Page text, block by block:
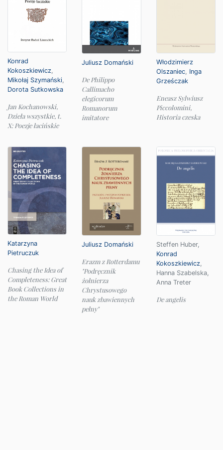
Konrad
Kokoszkiewicz,
Mikołaj Szymański,
Dorota Sutkowska
Jan Kochanowski,
Dzieła wszystkie, t.
X: Poezje łacińskie
Juliusz Domański
De Philippo
Callimacho
elegicorum
Romanorum
imitatore
Włodzimierz
Olszaniec, Inga
Grześczak
Eneasz Sylwiusz
Piccolomini,
Historia czeska
Katarzyna
Pietruczuk
Chasing the Idea of
Completeness: Great
Book Collections in
the Roman World
Juliusz Domański
Erazm z Rotterdamu
"Podręcznik
żołnierza
Chrystusowego
nauk zbawiennych
pełny"
Steffen Huber,
Konrad
Kokoszkiewicz,
Hanna Szabelska,
Anna Treter
De angelis